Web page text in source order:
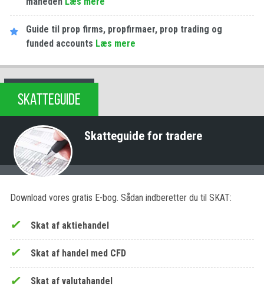
Guide til prop firms, propfirmaer, prop trading og
funded accounts Læs mere
SKATTEGUIDE
Skatteguide for tradere
Download vores gratis E-bog. Sådan indberetter du til SKAT:
Skat af aktiehandel
Skat af handel med CFD
Skat af valutahandel